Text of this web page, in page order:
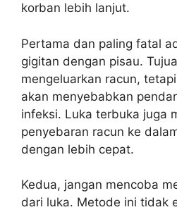
korban lebih lanjut.
Pertama dan paling fatal
gigitan dengan pisau.
mengeluarkan racun,
akan menyebabkan
infeksi. Luka terbuka juga
penyebaran racun ke
dengan lebih cepat.
Kedua, jangan mencoba
dari luka. Metode ini tidak